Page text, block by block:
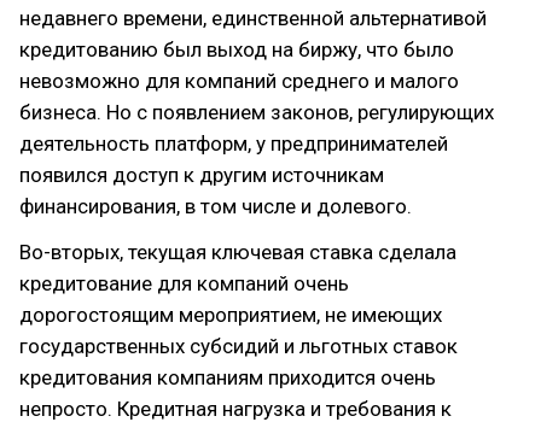
недавнего времени, единственной альтернативой
кредитованию был выход на биржу, что было
невозможно для компаний среднего и малого
бизнеса. Но с появлением законов, регулирующих
деятельность платформ, у предпринимателей
появился доступ к другим источникам
финансирования, в том числе и долевого.
Во-вторых, текущая ключевая ставка сделала
кредитование для компаний очень
дорогостоящим мероприятием, не имеющих
государственных субсидий и льготных ставок
кредитования компаниям приходится очень
непросто. Кредитная нагрузка и требования к